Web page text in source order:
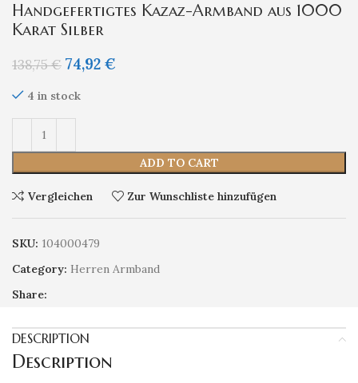
Handgefertigtes Kazaz-Armband aus 1000
Karat Silber
138,75€ 74,92 €
4 in stock
ADD TO CART
Vergleichen Zur Wunschliste hinzufügen
SKU: 104000479
Category: Herren Armband
Share:
DESCRIPTION
Description